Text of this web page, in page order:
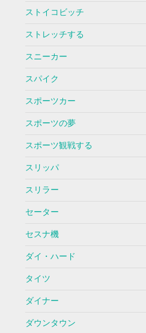
ストイコビッチ
ストレッチする
スニーカー
スパイク
スポーツカー
スポーツの夢
スポーツ観戦する
スリッパ
スリラー
セーター
セスナ機
ダイ・ハード
タイツ
ダイナー
ダウンタウン